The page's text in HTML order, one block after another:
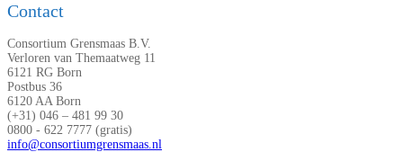
Contact
Consortium Grensmaas B.V.
Verloren van Themaatweg 11
6121 RG Born
Postbus 36
6120 AA Born
(+31) 046 – 481 99 30
0800 - 622 7777 (gratis)
info@consortiumgrensmaas.nl